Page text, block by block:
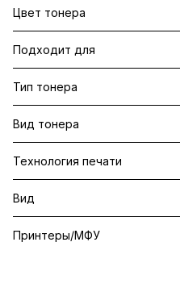
Цвет тонера
Подходит для
Тип тонера
Вид тонера
Технология печати
Вид
Принтеры/МФУ